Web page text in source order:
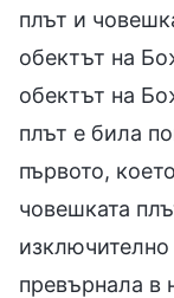
плът и
обектът на
обектът на
плът е била
първото,
човешката
превърнала в